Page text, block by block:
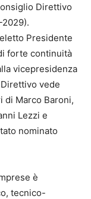
Direttivo
Presidente
forte continuità
vicepresidenza
vede
di Marco Baroni,
Lezzi e
nominato
è
tecnico-